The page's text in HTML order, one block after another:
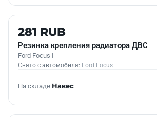
Б/У В НАЛИЧИИ
281 RUB
Резинка крепления радиатора ДВС
Ford Focus I
Снято с автомобиля: Ford Focus
На складе Навес